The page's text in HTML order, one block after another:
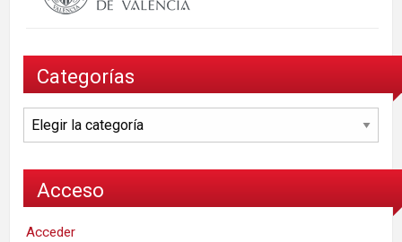
Categorías
Categorías
Acceso
Acceder